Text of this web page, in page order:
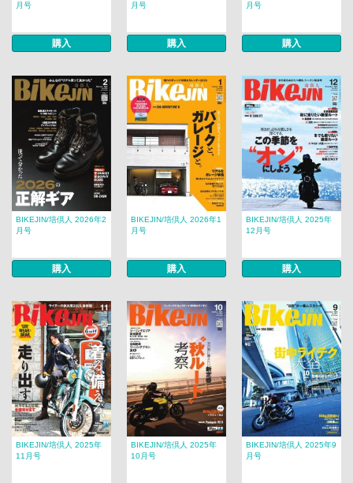
月号
購入
月号
購入
月号
購入
BIKEJIN/培倶人 2026年2
月号
購入
BIKEJIN/培倶人 2026年1
月号
購入
BIKEJIN/培倶人 2025年
12月号
購入
BIKEJIN/培倶人 2025年
11月号
BIKEJIN/培倶人 2025年
10月号
BIKEJIN/培倶人 2025年9
月号